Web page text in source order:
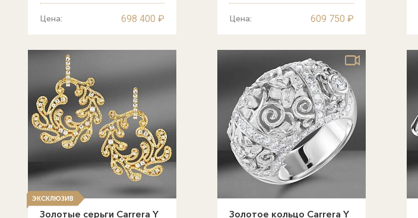
Цена: 698 400 ₽ Цена: 609 750 ₽
ЭКСКЛЮЗИВ
Золотые серьги Carrera Y Золотое кольцо Carrera Y